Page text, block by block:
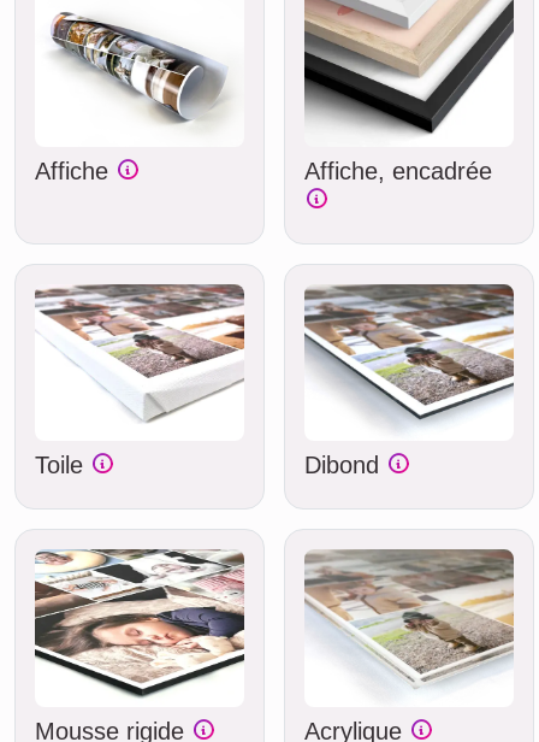
Affiche Affiche, encadrée
Toile Dibond
Mousse rigide Acrylique